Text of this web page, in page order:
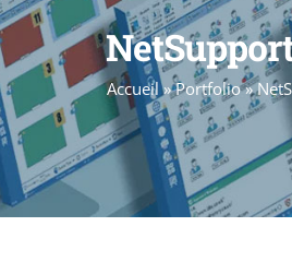
SOFTWARE
BEVEILIGDE APPARATEN
WEBSITE
Accueil»Portfolio»